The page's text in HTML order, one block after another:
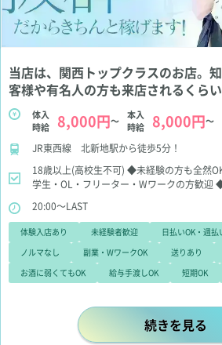
当店は、関西トップクラスのお店。
客様や有名人の方も来店されるくら
体入
時給
8,000円～
本入
時給
8,000円～
JR東西線 北新地駅から徒歩5分！
18歳以上(高校生不可) ◆未経験の方も全然
学生・OL・フリーター・Wワークの方歓迎
集】エースグループで夢をかなえてみません
談ください！
20:00～LAST
体験入店あり 未経験者歓迎 日払いOK・週払
ノルマなし
副業・WワークOK 送りあり
お酒に弱くてもOK
給与手渡しOK 短期OK
当店は、関
続きを見る